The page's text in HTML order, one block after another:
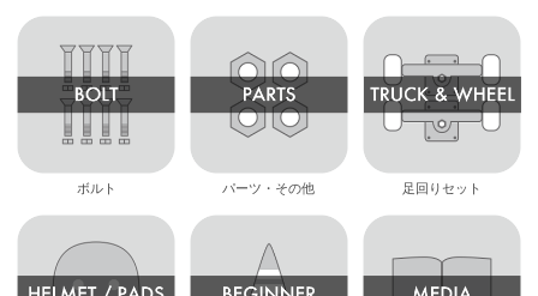
ボルト パーツ・その他 足回りセット